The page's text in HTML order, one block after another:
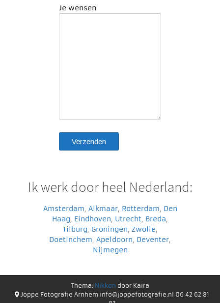
Je wensen
Ik werk door heel Nederland:
Amsterdam, Alkmaar, Rotterdam, Den
Haag, Eindhoven, Utrecht, Breda,
Tilburg, Groningen, Zwolle,
Doetinchem, Apeldoorn, Deventer,
Nijmegen
Thema: Nikkon door Kaira
Joppe Fotografie Arnhem info@joppefotografie.nl 06 42 62 81